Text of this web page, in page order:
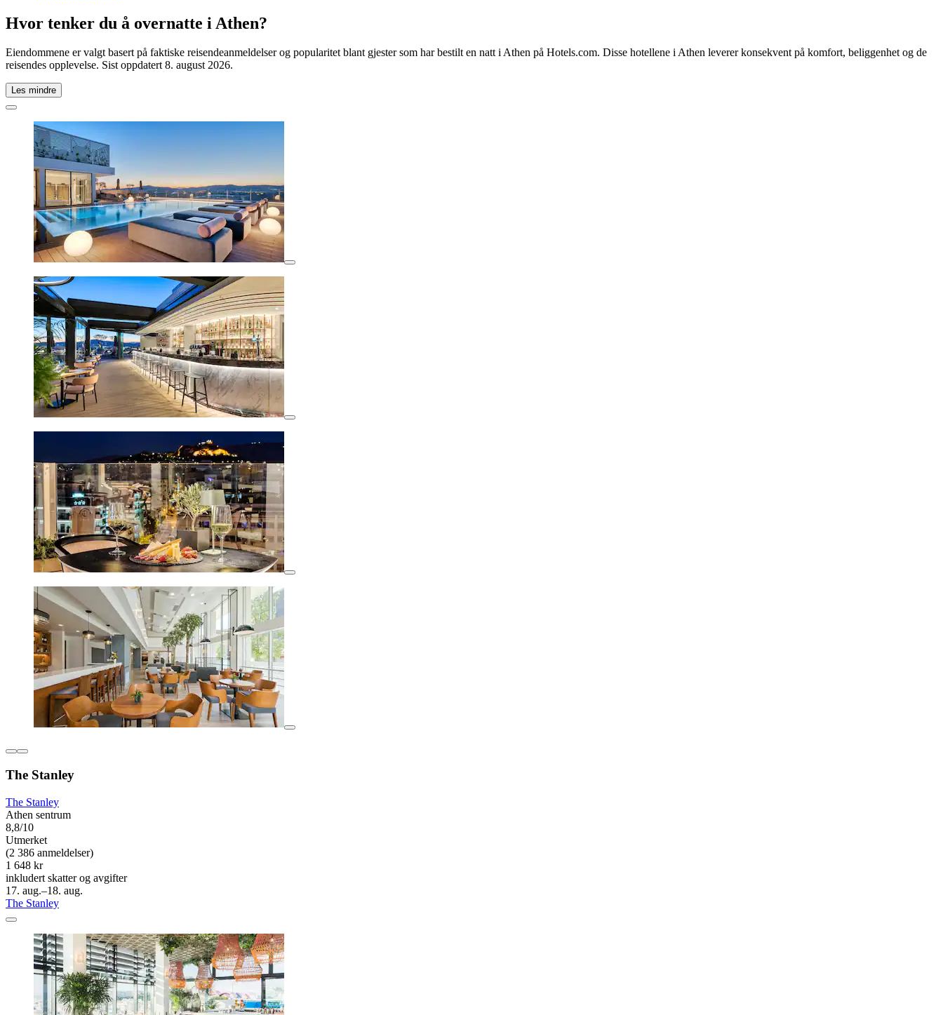
Hvor tenker du å overnatte i Athen?
Eiendommene er valgt basert på faktiske reisendeanmeldelser og popularitet blant gjester som har bestilt en natt i Athen på Hotels.com. Disse hotellene i Athen leverer konsekvent på komfort, beliggenhet og de
reisendes opplevelse. Sist oppdatert8. august 2026.
Les mindre
The Stanley
The Stanley
Athen sentrum
8,8/10
Utmerket
(2 386 anmeldelser)
1 648 kr
inkludert skatter og avgifter
17. aug.–18. aug.
The Stanley